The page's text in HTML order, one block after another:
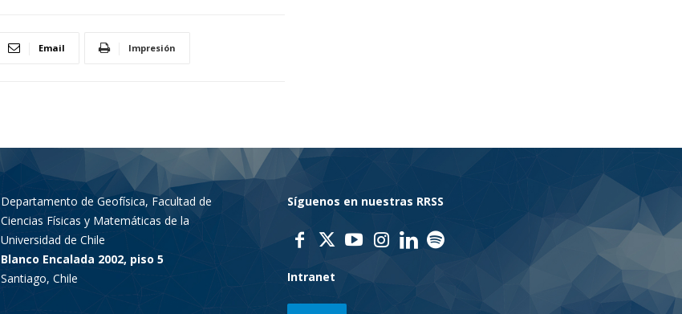
–
Email Impresión
Departamento de Geofísica, Facultad de
Ciencias Físicas y Matemáticas de la
Universidad de Chile
Blanco Encalada 2002, piso 5
Santiago, Chile
Síguenos en nuestras RRSS
Intranet